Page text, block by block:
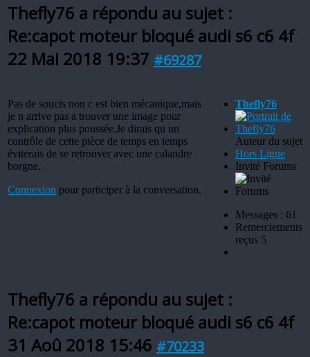
Thefly76 a répondu au sujet :
Re:capot moteur bloqué audi s6 c6 4f
22 Mai 2018 19:37 #69287
Pas de soucis non c est bien mécanique,mais
je n arrive pas a trouver une image pour
explication plus poussée.Je dirais qu un
contrôle de cette pièce de temps en temps
éviterais de se retrouver avec une calandre
borgne.
Connexion pour participer à la conversation.
Thefly76
Auteur du sujet
Hors Ligne
Invité Forums
Messages : 61
Remerciements
reçus 5
Thefly76 a répondu au sujet :
Re:capot moteur bloqué audi s6 c6 4f
31 Aoû 2018 15:46 #70233